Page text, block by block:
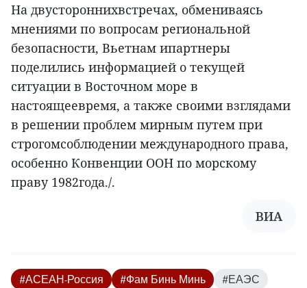
На двустороннихвстречах, обмениваясь
мнениями по вопросам региональной
безопасности, Вьетнам ипартнеры
поделились информацией о текущей
ситуации в Восточном море в
настоящеевремя, а также своими взглядами
в решении проблем мирным путем при
строгомсоблюдении международного права,
особенно Конвенции ООН по морскому
праву 1982года./.
ВИА
#АСЕАН-Россия #Фам Бинь Минь
#ЕАЭС